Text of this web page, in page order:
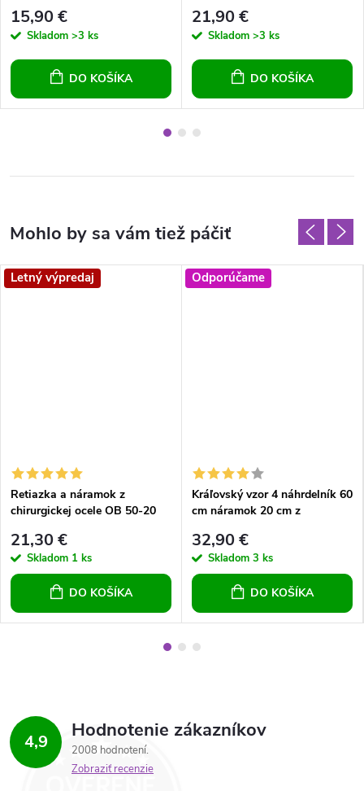
15,90 €
Skladom >3 ks
DO KOŠÍKA
21,90 €
Skladom >3 ks
DO KOŠÍKA
Letný výpredaj
Retiazka a náramok z
chirurgickej ocele OB 50-20
21,30 €
Skladom 1 ks
DO KOŠÍKA
Odporúčame
Kráľovský vzor 4 náhrdelník 60
cm náramok 20 cm z
32,90 €
Skladom 3 ks
DO KOŠÍKA
4,9 Hodnotenie zákazníkov
2008 hodnotení
Zobraziť recenzie